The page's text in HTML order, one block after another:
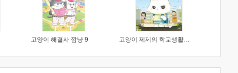
고양이 해결사 깜냥 9 고양이 제제의 학교생활 1 : 초등학생이 이렇게 힘들 줄이야